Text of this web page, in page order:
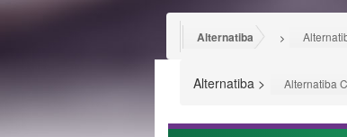
Alternatiba >
Alternatiba > Alternatiba